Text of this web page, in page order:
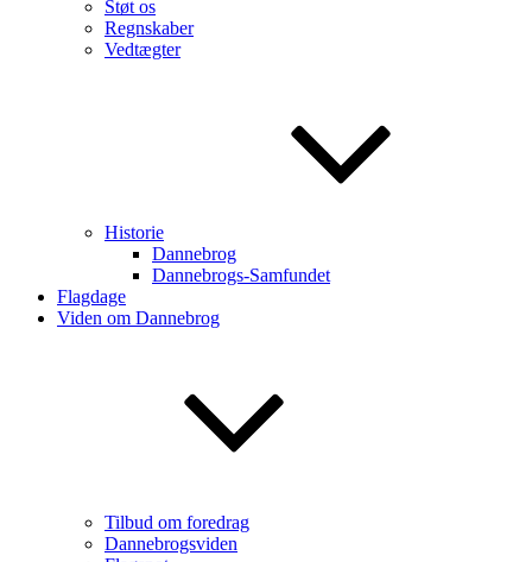
Støt os
Regnskaber
Vedtægter
Historie
Dannebrog
Dannebrogs-Samfundet
Flagdage
Viden om Dannebrog
Tilbud om foredrag
Dannebrogsviden